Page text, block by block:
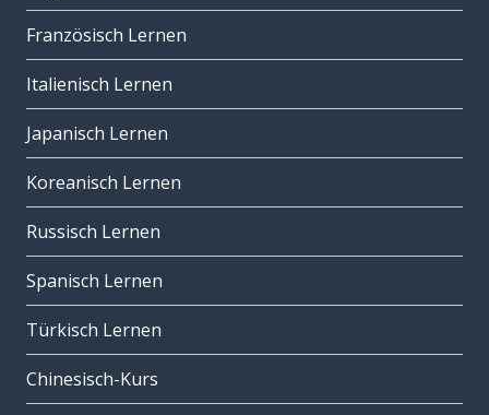
Französisch Lernen
Italienisch Lernen
Japanisch Lernen
Koreanisch Lernen
Russisch Lernen
Spanisch Lernen
Türkisch Lernen
Chinesisch-Kurs